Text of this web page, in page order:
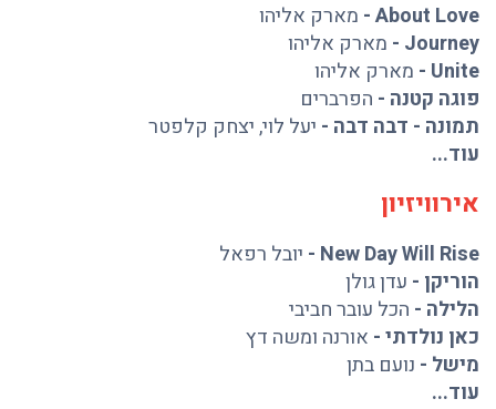
About Love
- מארק אליהו
Journey
- מארק אליהו
Unite
- מארק אליהו
פוגה קטנה - הפרברים
תמונה - דבה דבה - יעל לוי,יצחק קלפטר
עוד...
אירוויזיון
New Day Will Rise
- יובל רפאל
הוריקן - עדן גולן
הלילה - הכל עובר חביבי
כאן נולדתי- אורנה ומשה דץ
מישל - נועם בתן
עוד...